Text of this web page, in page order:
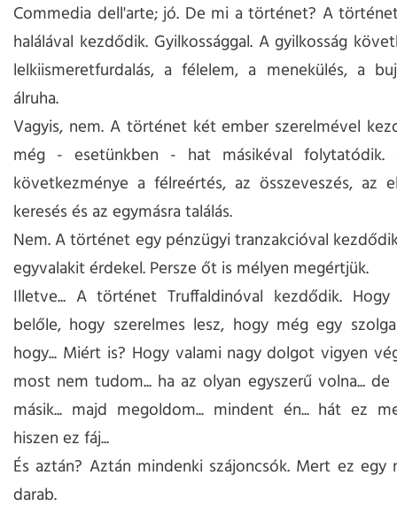
Commedia dell'arte; jó. De mi a történet? A
halálával kezdődik. Gyilkossággal. A gyilkosság
lelkiismeretfurdalás, a félelem, a menekülés, a
álruha.
Vagyis, nem. A történet két ember szerelmével
még - esetünkben - hat másikéval folytatódik.
következménye a félreértés, az összeveszés, az
keresés és az egymásra találás.
Nem. A történet egy pénzügyi tranzakcióval
egyvalakit érdekel. Persze őt is mélyen megértjük.
Illetve... A történet Truffaldinóval kezdődik.
belőle, hogy szerelmes lesz, hogy még egy
hogy... Miért is? Hogy valami nagy dolgot vigyen
most nem tudom... ha az olyan egyszerű volna...
másik... majd megoldom... mindent én... hát ez
hiszen ez fáj...
És aztán? Aztán mindenki szájoncsók. Mert ez egy
darab.